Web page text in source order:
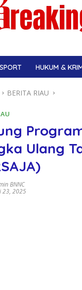
SPORT HUKUM &
BERITA RIAU
Ulang
BNNC
23, 2025